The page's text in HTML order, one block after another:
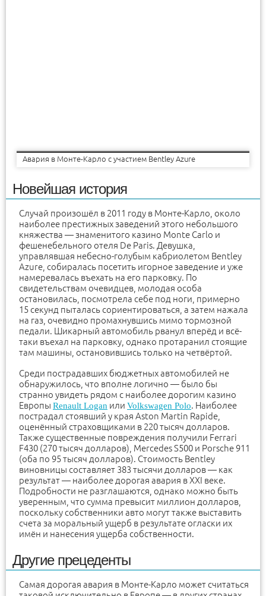
Авария в Монте-Карло с участием Bentley Azure
Новейшая история
Случай произошёл в 2011 году в Монте-Карло, около
наиболее престижных заведений этого небольшого
княжества — знаменитого казино Monte Carlo и
фешенебельного отеля De Paris. Девушка,
управлявшая небесно-голубым кабриолетом Bentley
Azure, собиралась посетить игорное заведение и уже
намеревалась въехать на его парковку. По
свидетельствам очевидцев, молодая особа
остановилась, посмотрела себе под ноги, примерно
15 секунд пыталась сориентироваться, а затем нажала
на газ, очевидно промахнувшись мимо тормозной
педали. Шикарный автомобиль рванул вперёд и всё-
таки въехал на парковку, однако протаранил стоящие
там машины, остановившись только на четвёртой.
Среди пострадавших бюджетных автомобилей не
обнаружилось, что вполне логично — было бы
странно увидеть рядом с наиболее дорогим казино
Европы Renault Logan или Volkswagen Polo. Наиболее
пострадал стоявший у края Aston Martin Rapide,
оценённый страховщиками в 220 тысяч долларов.
Также существенные повреждения получили Ferrari
F430 (270 тысяч долларов), Mercedes S500 и Porsche 911
(оба по 95 тысяч долларов). Стоимость Bentley
виновницы составляет 383 тысячи долларов — как
результат — наиболее дорогая авария в XXI веке.
Подробности не разглашаются, однако можно быть
уверенным, что сумма превысит миллион долларов,
поскольку собственники авто могут также выставить
счета за моральный ущерб в результате огласки их
имён и нанесения ущерба собственности.
Другие прецеденты
Самая дорогая авария в Монте-Карло может считаться